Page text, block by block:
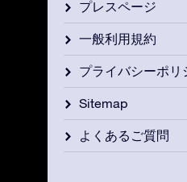
プレスページ
一般利用規約
プライバシーポリ
Sitemap
よくあるご質問